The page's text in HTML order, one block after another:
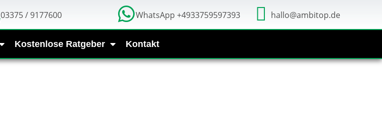
03375 / 9177600 WhatsApp +4933759597393 hallo@ambitop.de
Kostenlose Ratgeber Kontakt